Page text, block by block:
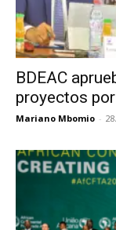
BDEAC
proyectos
Mariano Mbomio -